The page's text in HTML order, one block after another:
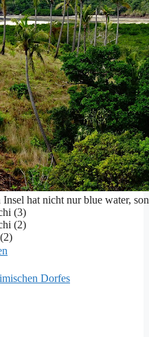
hat nicht nur blue water,
Dorfes